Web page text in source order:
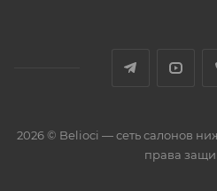
2026 © Belioci — сеть салонов
права